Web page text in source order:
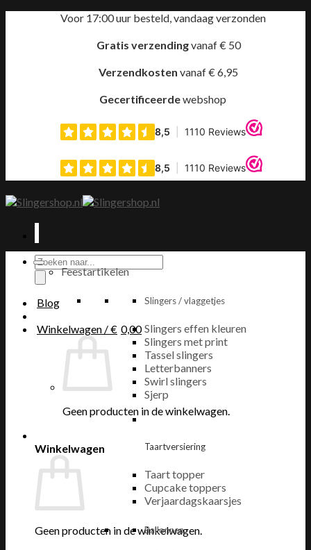
Voor 17:00 uur besteld, vandaag verzonden
Gratis verzendingvanaf € 50
Verzendkosten vanaf € 6,95
Gecertificeerdewebshop
Producten
zoeken
Blog
Winkelwagen /€ 0,00
Geen producten in de winkelwagen.
Winkelwagen
Geen producten in de winkelwagen.
Feestartikelen
Slingers / vlaggetjes
Slingers effen kleuren
Slingers met print
Tassel slingers
Letterbanners
Swirl slingers
Sjerp
Taartversiering
Taart topper
Cupcake toppers
Verjaardagskaarsjes
Ballonnen